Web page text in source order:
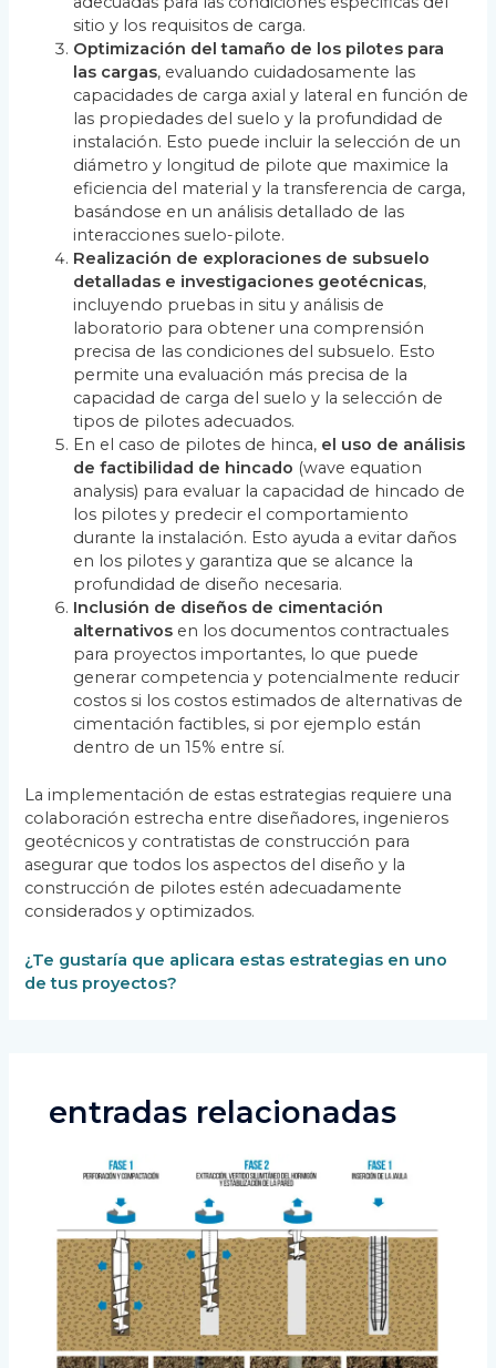
sitio y los requisitos de carga.
Optimización del tamaño de los pilotes para
las cargas, evaluando cuidadosamente las
capacidades de carga axial y lateral en función de
las propiedades del suelo y la profundidad de
instalación. Esto puede incluir la selección de un
diámetro y longitud de pilote que maximice la
eficiencia del material y la transferencia de carga,
basándose en un análisis detallado de las
interacciones suelo-pilote.
Realización de exploraciones de subsuelo
detalladas e investigaciones geotécnicas,
incluyendo pruebas in situ y análisis de
laboratorio para obtener una comprensión
precisa de las condiciones del subsuelo. Esto
permite una evaluación más precisa de la
capacidad de carga del suelo y la selección de
tipos de pilotes adecuados.
En el caso de pilotes de hinca, el uso de análisis
de factibilidad de hincado (wave equation
analysis) para evaluar la capacidad de hincado de
los pilotes y predecir el comportamiento
durante la instalación. Esto ayuda a evitar daños
en los pilotes y garantiza que se alcance la
profundidad de diseño necesaria.
Inclusión de diseños de cimentación
alternativos en los documentos contractuales
para proyectos importantes, lo que puede
generar competencia y potencialmente reducir
costos si los costos estimados de alternativas de
cimentación factibles, si por ejemplo están
dentro de un 15% entre sí.
La implementación de estas estrategias requiere una
colaboración estrecha entre diseñadores, ingenieros
geotécnicos y contratistas de construcción para
asegurar que todos los aspectos del diseño y la
construcción de pilotes estén adecuadamente
considerados y optimizados.
¿Te gustaría que aplicara estas estrategias en uno
de tus proyectos?
entradas relacionadas